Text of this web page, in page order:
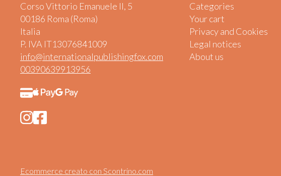
Corso Vittorio Emanuele II, 5
00186 Roma (Roma)
Italia
P. IVA IT13076841009
info@internationalpublishingfox.com
00390639913956
Categories
Your cart
Privacy and Cookies
Legal notices
About us
Ecommerce creato con Scontrino.com